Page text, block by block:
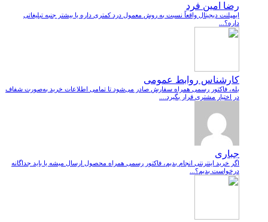
رضا امین فرد
ایمپلنت دیجیتال واقعاً نسبت به روش معمول درد کمتری داره یا بیشتر جنبه تبلیغاتی
داره؟...
کارشناس روابط عمومی
بله، فاکتور رسمی همراه سفارش صادر می‌شود تا تمامی اطلاعات خرید به‌صورت شفاف
در اختیار مشتری قرار بگیرد....
جباری
اگر خرید اینترنتی انجام بدیم، فاکتور رسمی همراه محصول ارسال میشه یا باید جداگانه
درخواست بدیم؟...